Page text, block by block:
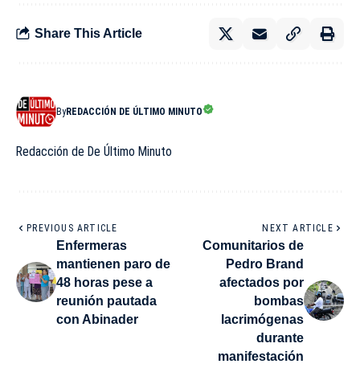
Share This Article
ByREDACCIÓN DE ÚLTIMO MINUTO
Redacción de De Último Minuto
PREVIOUS ARTICLE
Enfermeras
mantienen paro de
48 horas pese a
reunión pautada
con Abinader
NEXT ARTICLE
Comunitarios de
Pedro Brand
afectados por
bombas
lacrimógenas
durante
manifestación